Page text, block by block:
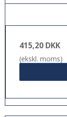
415,20 DKK
(ekskl. moms)